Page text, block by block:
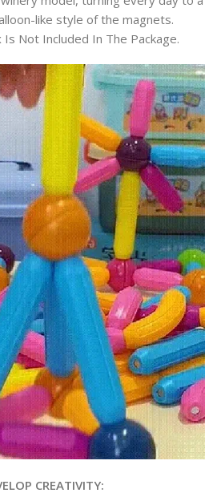
like style of the magnets.
Is Not Included In The Package.
CREATIVITY: